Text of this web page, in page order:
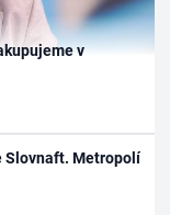
v
Slovnaft. Metropolí